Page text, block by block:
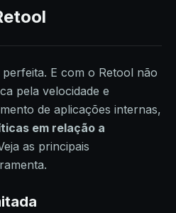
E com o Retool não
pela velocidade e
de aplicações internas,
em relação a
as principais